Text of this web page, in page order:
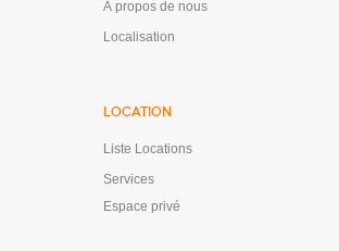
À propos de nous
Localisation
LOCATION
Liste Locations
Services
Espace privé